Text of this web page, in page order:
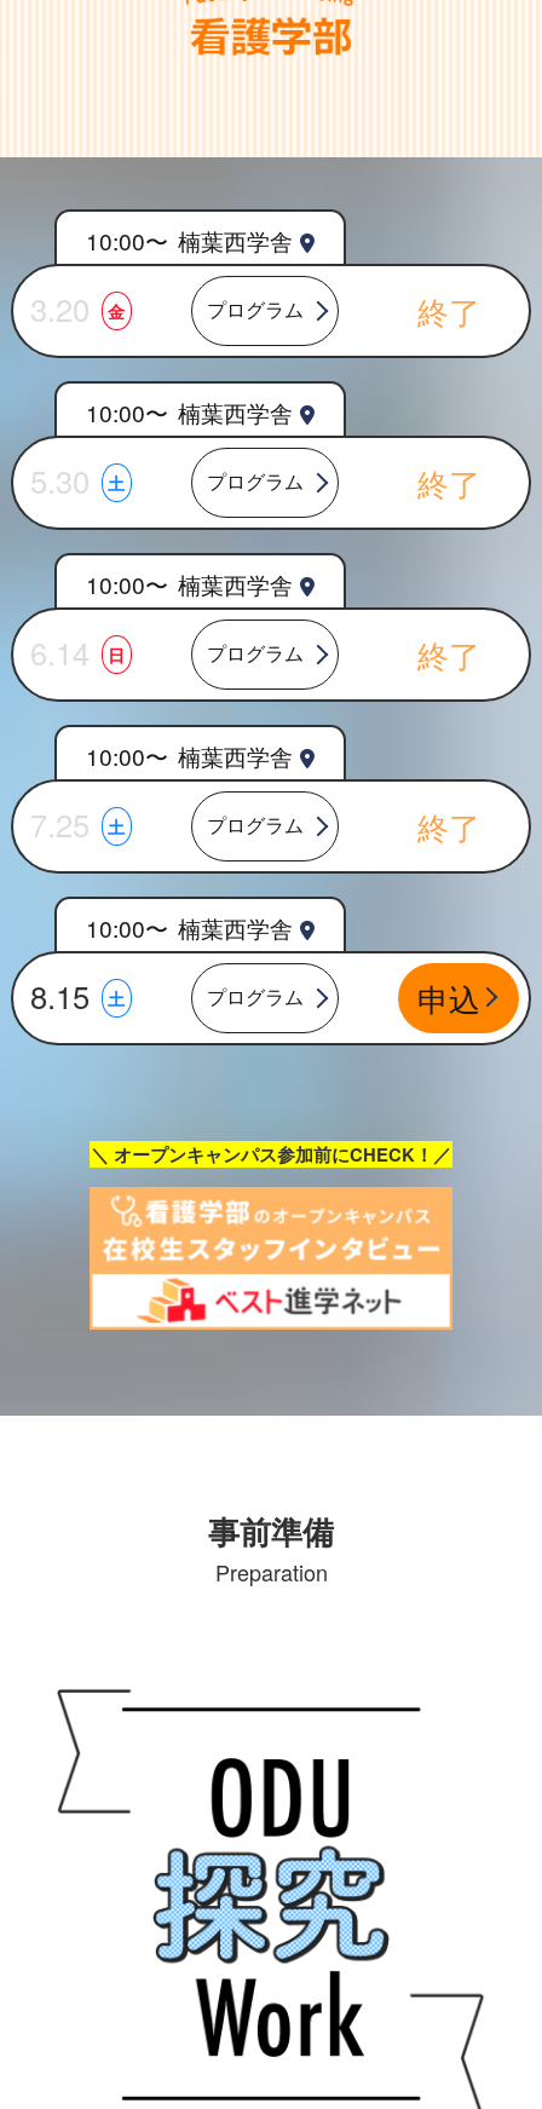
3.20 金
10:00〜 楠葉西学舎
プログラム 終了
5.30 土
10:00〜 楠葉西学舎
プログラム 終了
6.14 日
10:00〜 楠葉西学舎
プログラム 終了
7.25 土
10:00〜 楠葉西学舎
プログラム 終了
8.15 土
10:00〜 楠葉西学舎
プログラム 申込
＼ オープンキャンパス参加前にCHECK！／
事前準備
Preparation